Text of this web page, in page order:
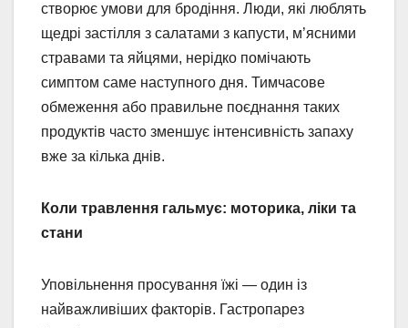
створює умови для бродіння. Люди, які люблять
щедрі застілля з салатами з капусти, м’ясними
стравами та яйцями, нерідко помічають
симптом саме наступного дня. Тимчасове
обмеження або правильне поєднання таких
продуктів часто зменшує інтенсивність запаху
вже за кілька днів.
Коли травлення гальмує: моторика, ліки та
стани
Уповільнення просування їжі — один із
найважливіших факторів. Гастропарез